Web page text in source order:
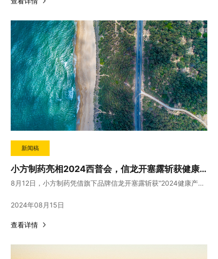
新闻稿
小方制药亮相2024西普会，信龙开塞露斩获健康产业品牌榜“西普金奖”
8月12日，小方制药凭借旗下品牌信龙开塞露斩获“2024健康产业品牌价值榜”
2024年08月15日
查看详情